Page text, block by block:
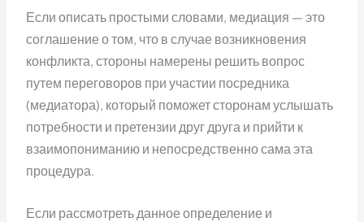
Если описать простыми словами, медиация — это
соглашение о том, что в случае возникновения
конфликта, стороны намерены решить вопрос
путем переговоров при участии посредника
(медиатора), который поможет сторонам услышать
потребности и претензии друг друга и прийти к
взаимопониманию и непосредственно сама эта
процедура.
Если рассмотреть данное определение и